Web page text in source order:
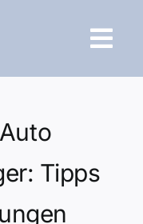
Tipps